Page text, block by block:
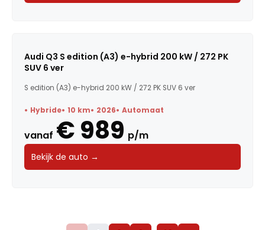
Audi Q3 S edition (A3) e-hybrid 200 kW / 272 PK
SUV 6 ver
S edition (A3) e-hybrid 200 kW / 272 PK SUV 6 ver
Hybride 10 km 2026 Automaat
vanaf € 989 p/m
Bekijk de auto →